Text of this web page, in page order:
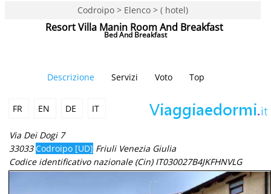
Codroipo > Elenco > ( hotel)
Resort Villa Manin Room And Breakfast
Bed And Breakfast
Descrizione Servizi Voto Top
FR EN DE IT
Via Dei Dogi 7
33033Codroipo [UD] Friuli Venezia Giulia
Codice identificativo nazionale (Cin) IT030027B4JKFHNVLG